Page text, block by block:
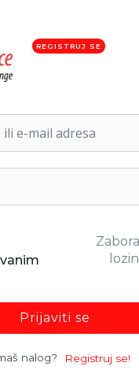
REGISTRUJ SE
Prijaviti se
nalog? Registruj se!